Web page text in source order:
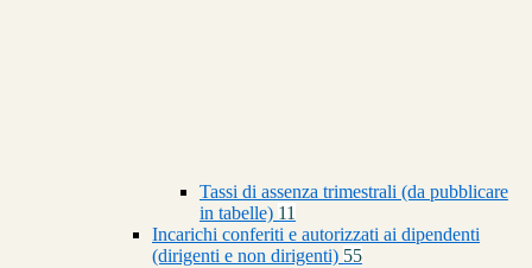
Tassi di assenza trimestrali (da pubblicare
in tabelle) 11
Incarichi conferiti e autorizzati ai dipendenti
(dirigenti e non dirigenti) 55